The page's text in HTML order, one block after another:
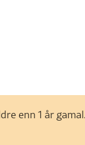
enn 1 år